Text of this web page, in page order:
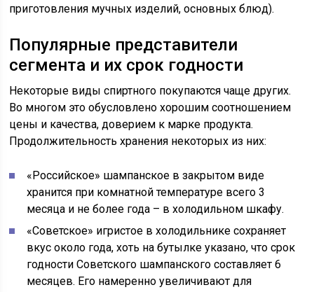
приготовления мучных изделий, основных блюд).
Популярные представители
сегмента и их срок годности
Некоторые виды спиртного покупаются чаще других.
Во многом это обусловлено хорошим соотношением
цены и качества, доверием к марке продукта.
Продолжительность хранения некоторых из них:
«Российское» шампанское в закрытом виде
хранится при комнатной температуре всего 3
месяца и не более года – в холодильном шкафу.
«Советское» игристое в холодильнике сохраняет
вкус около года, хоть на бутылке указано, что срок
годности Советского шампанского составляет 6
месяцев. Его намеренно увеличивают для